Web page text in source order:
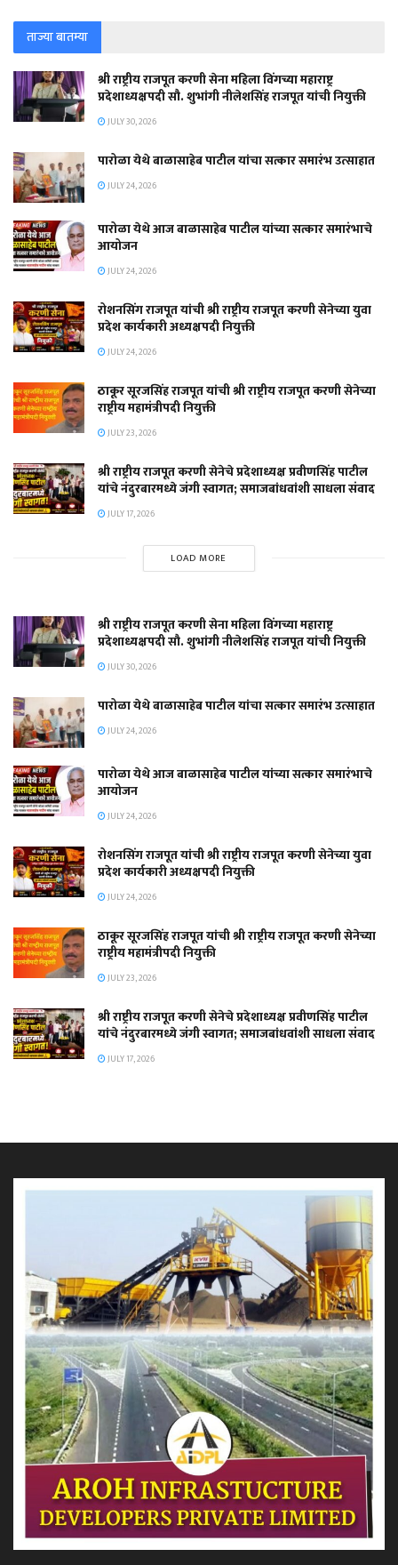
ताज्या बातम्या
श्री राष्ट्रीय राजपूत करणी सेना महिला विंगच्या महाराष्ट्र
प्रदेशाध्यक्षपदी सौ. शुभांगी नीलेशसिंह राजपूत यांची नियुक्ती
JULY 30, 2026
पारोळा येथे बाळासाहेब पाटील यांचा सत्कार समारंभ उत्साहात
JULY 24, 2026
पारोळा येथे आज बाळासाहेब पाटील यांच्या सत्कार समारंभाचे
आयोजन
JULY 24, 2026
रोशनसिंग राजपूत यांची श्री राष्ट्रीय राजपूत करणी सेनेच्या युवा
प्रदेश कार्यकारी अध्यक्षपदी नियुक्ती
JULY 24, 2026
ठाकूर सूरजसिंह राजपूत यांची श्री राष्ट्रीय राजपूत करणी सेनेच्या
राष्ट्रीय महामंत्रीपदी नियुक्ती
JULY 23, 2026
श्री राष्ट्रीय राजपूत करणी सेनेचे प्रदेशाध्यक्ष प्रवीणसिंह पाटील
यांचे नंदुरबारमध्ये जंगी स्वागत; समाजबांधवांशी साधला संवाद
JULY 17, 2026
LOAD MORE
श्री राष्ट्रीय राजपूत करणी सेना महिला विंगच्या महाराष्ट्र
प्रदेशाध्यक्षपदी सौ. शुभांगी नीलेशसिंह राजपूत यांची नियुक्ती
JULY 30, 2026
पारोळा येथे बाळासाहेब पाटील यांचा सत्कार समारंभ उत्साहात
JULY 24, 2026
पारोळा येथे आज बाळासाहेब पाटील यांच्या सत्कार समारंभाचे
आयोजन
JULY 24, 2026
रोशनसिंग राजपूत यांची श्री राष्ट्रीय राजपूत करणी सेनेच्या युवा
प्रदेश कार्यकारी अध्यक्षपदी नियुक्ती
JULY 24, 2026
ठाकूर सूरजसिंह राजपूत यांची श्री राष्ट्रीय राजपूत करणी सेनेच्या
राष्ट्रीय महामंत्रीपदी नियुक्ती
JULY 23, 2026
श्री राष्ट्रीय राजपूत करणी सेनेचे प्रदेशाध्यक्ष प्रवीणसिंह पाटील
यांचे नंदुरबारमध्ये जंगी स्वागत; समाजबांधवांशी साधला संवाद
JULY 17, 2026